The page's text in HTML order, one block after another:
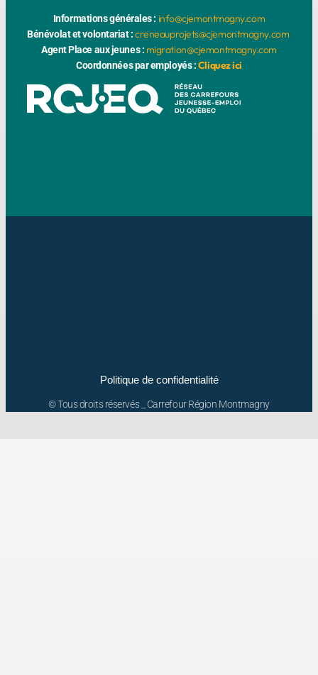
Informations générales : info@cjemontmagny.com
Bénévolat et volontariat :creneauprojets@cjemontmagny.com
Agent Place aux jeunes : migration@cjemontmagny.com
Coordonnées par employés :Cliquez ici
Politique de confidentialité
© Tous droits réservés _ Carrefour Région Montmagny